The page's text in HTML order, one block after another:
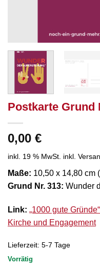
Postkarte Grund
0,00 €
inkl. 19 % MwSt. inkl.
Maße: 10,50 x 14,80 cm
Grund Nr. 313: Wunder
Link: „1000 gute
Kirche und Engagement
Lieferzeit: 5-7 Tage
Vorrätig